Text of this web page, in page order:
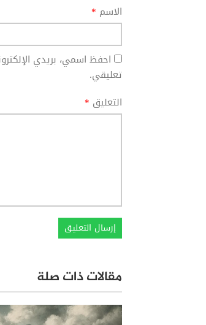
الاسم *
احفظ اسمي، بريدي
تعليقي.
التعليق *
مقالات ذات صلة